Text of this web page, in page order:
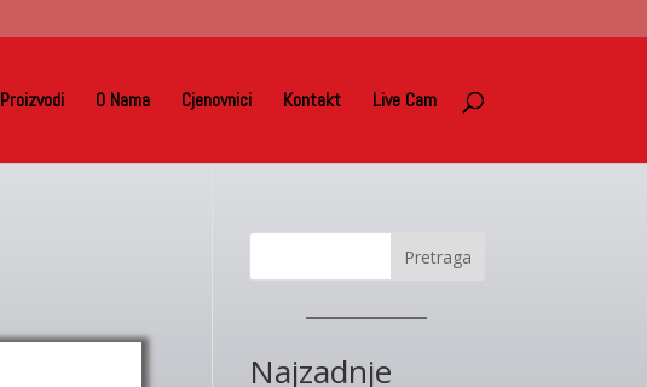
Proizvodi O Nama Cjenovnici Kontakt Live Cam
Pretraga
Najzadnje